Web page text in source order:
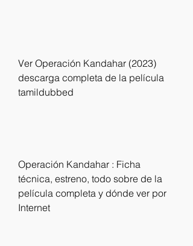
Ver Operación Kandahar (2023)
descarga completa de la película
tamildubbed
Operación Kandahar : Ficha
técnica, estreno, todo sobre de la
película completa y dónde ver por
Internet